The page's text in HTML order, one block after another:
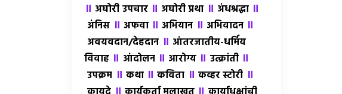
॥ अघोरी उपचार ॥ अघोरी प्रथा ॥ अंधश्रद्धा ॥
अंंनिस ॥ अफवा ॥ अभियान ॥ अभिवादन ॥
अवयवदान/देहदान ॥ आंतरजातीय-धर्मिय
विवाह ॥ आंदोलन ॥ आरोग्य ॥ उत्क्रांती ॥
उपक्रम ॥ कथा ॥कविता ॥कव्हर स्टोरी ॥